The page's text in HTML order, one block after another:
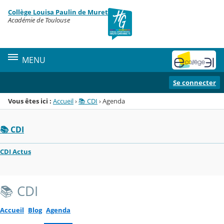
Menu de la rubrique
Contenu
Collège Louisa Paulin de Muret
Académie de Toulouse
MENU
Se connecter
Vous êtes ici : Accueil›📚 CDI ›Agenda
📚 CDI
CDI Actus
📚 CDI
Accueil Blog Agenda